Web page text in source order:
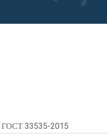
ГОСТ 33535-2015